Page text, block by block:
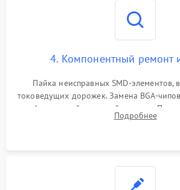
4. Компонентный ремонт
Пайка неисправных SMD-элементов,
токоведущих дорожек. Замена BGA-
инфракрасной паяльной станции.
BIOS или замена поврежденных
Подробнее